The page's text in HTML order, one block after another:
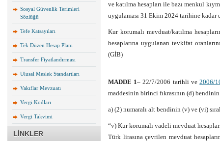
Sosyal Güvenlik Terimleri
Sözlüğü
Tefe Katsayıları
Tek Düzen Hesap Planı
Transfer Fiyatlandırması
Ulusal Meslek Standartları
Vakıflar Mevzuatı
Vergi Kodları
Vergi Takvimi
LİNKLER
ve katılma hesapları ile bazı menkul
uygulaması 31 Ekim 2024 tarihine kadar
Kur korumalı mevduat/katılma
hesaplarına uygulanan tevkifat
(GİB)
MADDE 1– 22/7/2006 tarihli ve2006/
maddesinin birinci fıkrasının (d)
a) (2) numaralı alt bendinin (v) ve (vi)
“v) Kur korumalı vadeli mevduat
Türk lirasına çevrilen mevduat